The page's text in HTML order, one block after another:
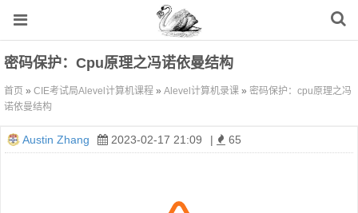
密码保护：cpu原理之冯诺依曼结构
首页 » CIE考试局Alevel计算机课程 » Alevel计算机录课 » 密码保护：cpu原理之冯
诺依曼结构
Austin Zhang 2023-02-17 21:09 | 65